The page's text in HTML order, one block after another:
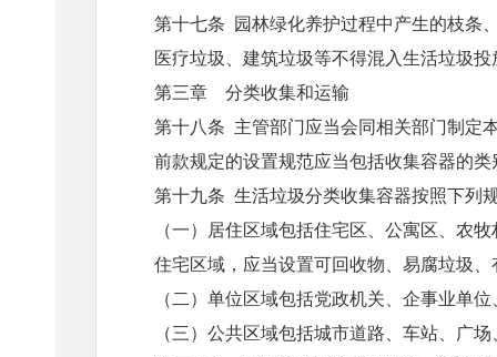
第十七条
园林绿化养护过程中产生的枝条
医疗垃圾、建筑垃圾等不得混入生活垃圾投
第三章 分类收集和运输
第十八条 主管部门应当会同相关部门制定
前款规定的设置规范应当包括收集容器的
第十九条 生活垃圾分类收集容器按照下列
（一）居住区域包括住宅区、公寓区、农
住宅区域，应当设置可回收物、易腐垃圾
（二）单位区域包括党政机关、企事业单
（三）公共区域包括城市道路、车站、广